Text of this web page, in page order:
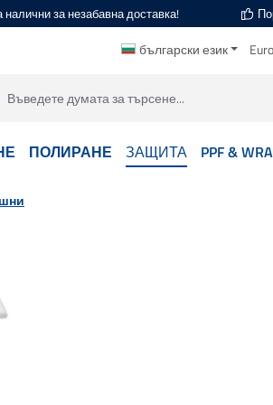
за незабавна доставка!
български език Euro
ПОЛИРАНЕ ЗАЩИТА PPF &